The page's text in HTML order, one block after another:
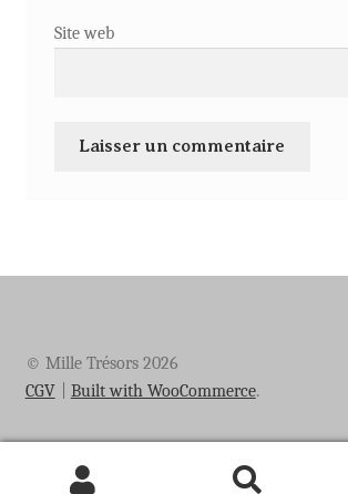
Site web
© Mille Trésors 2026
CGV
Built with WooCommerce.